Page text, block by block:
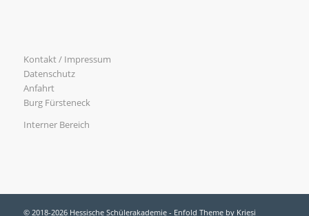
Kontakt / Impressum
Datenschutz
Anfahrt
Burg Fürsteneck
Interner Bereich
© 2018-2026 Hessische Schülerakademie - Enfold Theme by Kriesi